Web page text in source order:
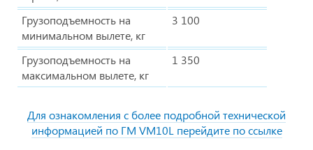
Грузоподъемность на
минимальном вылете, кг
3 100
Грузоподъемность на
максимальном вылете, кг
1 350
Для ознакомления с более подробной технической
информацией по ГМ VM10L перейдите по ссылке